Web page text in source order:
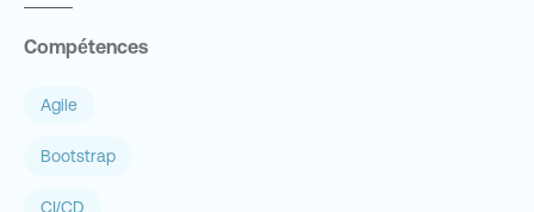
Compétences
Agile
Bootstrap
CI/CD